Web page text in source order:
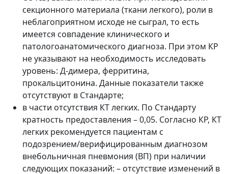
секционного материала (ткани легкого), роли в
неблагоприятном исходе не сыграл, то есть
имеется совпадение клинического и
патологоанатомического диагноза. При этом КР
не указывают на необходимость исследовать
уровень: Д-димера, ферритина,
прокальцитонина. Данные показатели также
отсутствуют в Стандарте;
в части отсутствия КТ легких. По Стандарту
кратность предоставления – 0,05. Согласно КР, КТ
легких рекомендуется пациентам с
подозрением/верифицированным диагнозом
внебольничная пневмония (ВП) при наличии
следующих показаний: – отсутствие изменений в